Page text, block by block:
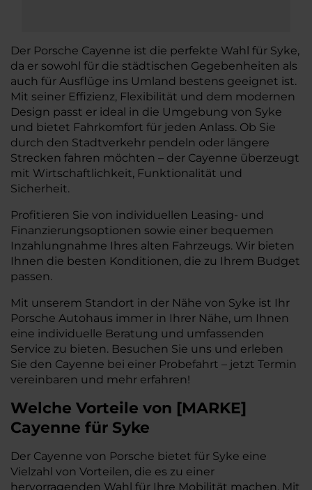
Der Porsche Cayenne ist die perfekte Wahl für Syke,
da er sowohl für die städtischen Gegebenheiten als
auch für Ausflüge ins Umland bestens geeignet ist.
Mit seiner Effizienz, Flexibilität und dem modernen
Design passt er ideal in die Umgebung von Syke
und bietet Fahrkomfort für jeden Anlass. Ob Sie
durch den Stadtverkehr pendeln oder längere
Strecken fahren möchten – der Cayenne überzeugt
mit Wirtschaftlichkeit, Funktionalität und
Sicherheit.
Profitieren Sie von individuellen Leasing- und
Finanzierungsoptionen sowie einer bequemen
Inzahlungnahme Ihres alten Fahrzeugs. Wir bieten
Ihnen die besten Konditionen, die zu Ihrem Budget
passen.
Mit unserem Standort in der Nähe von Syke ist Ihr
Porsche Autohaus immer in Ihrer Nähe, um Ihnen
eine individuelle Beratung und umfassenden
Service zu bieten. Besuchen Sie uns und erleben
Sie den Cayenne bei einer Probefahrt – jetzt Termin
vereinbaren und mehr erfahren!
Welche Vorteile von [MARKE]
Cayenne für Syke
Der Cayenne von Porsche bietet für Syke eine
Vielzahl von Vorteilen, die es zu einer
hervorragenden Wahl für Ihre Mobilität machen. Mit